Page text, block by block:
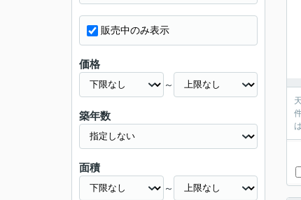
販売中のみ表示
価格
～
築年数
面積
～